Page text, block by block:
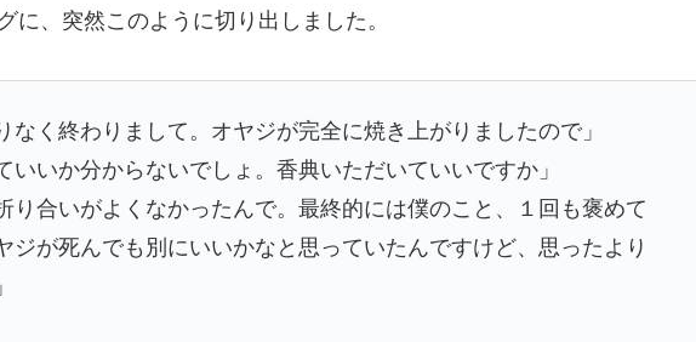
に、突然このように切り出しました。
なく終わりまして。オヤジが完全に焼き上がりましたので」
いいか分からないでしょ。香典いただいていいですか」
り合いがよくなかったんで。最終的には僕のこと、１回も褒めて
ジが死んでも別にいいかなと思っていたんですけど、思ったより